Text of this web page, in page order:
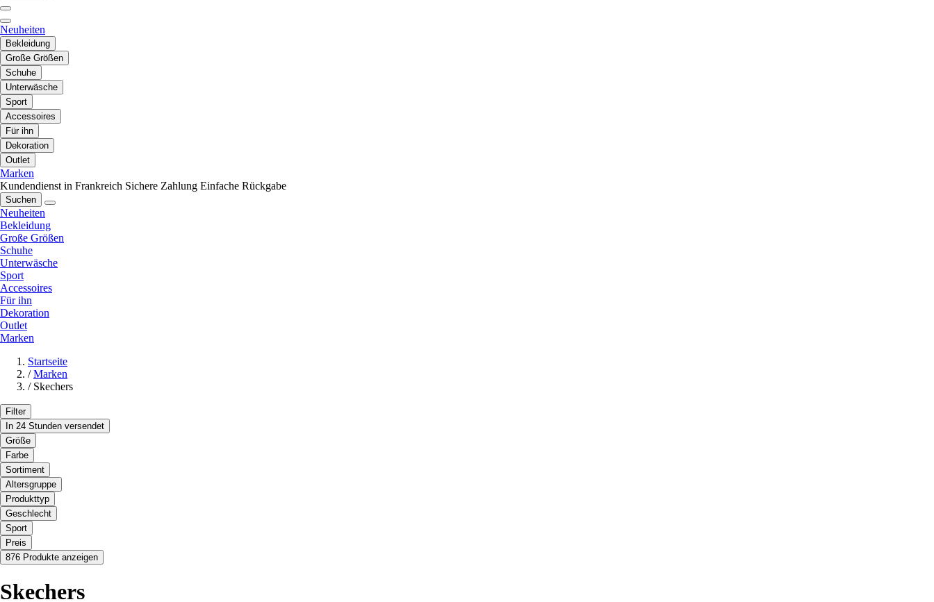
Neuheiten
Bekleidung
Große Größen
Schuhe
Unterwäsche
Sport
Accessoires
Für ihn
Dekoration
Outlet
Marken
Kundendienst in Frankreich Sichere Zahlung Einfache Rückgabe
Suchen
Neuheiten
Bekleidung
Große Größen
Schuhe
Unterwäsche
Sport
Accessoires
Für ihn
Dekoration
Outlet
Marken
Startseite
/ Marken
/ Skechers
Filter
In 24 Stunden versendet
Größe
Farbe
Sortiment
Altersgruppe
Produkttyp
Geschlecht
Sport
Preis
876 Produkte anzeigen
Skechers